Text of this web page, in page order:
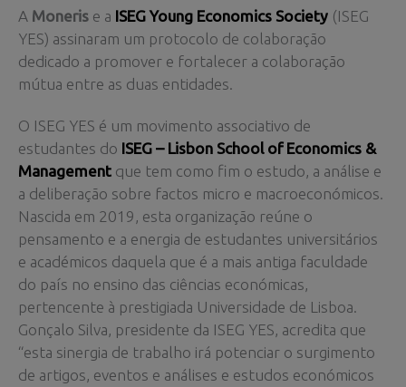
A Moneris e a ISEG Young Economics Society (ISEG
YES) assinaram um protocolo de colaboração
dedicado a promover e fortalecer a colaboração
mútua entre as duas entidades.
O ISEG YES é um movimento associativo de
estudantes do ISEG – Lisbon School of Economics &
Management que tem como fim o estudo, a análise e
a deliberação sobre factos micro e macroeconómicos.
Nascida em 2019, esta organização reúne o
pensamento e a energia de estudantes universitários
e académicos daquela que é a mais antiga faculdade
do país no ensino das ciências económicas,
pertencente à prestigiada Universidade de Lisboa.
Gonçalo Silva, presidente da ISEG YES, acredita que
“esta sinergia de trabalho irá potenciar o surgimento
de artigos, eventos e análises e estudos económicos